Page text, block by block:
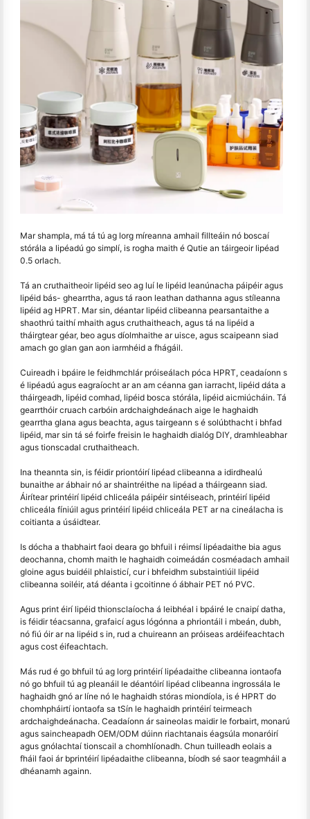
Mar shampla, má tá tú ag lorg míreanna amhail fillteáin nó boscaí
stórála a lipéadú go simplí, is rogha maith é Qutie an táirgeoir lipéad
0.5 orlach.
Tá an cruthaitheoir lipéid seo ag luí le lipéid leanúnacha páipéir agus
lipéid bás- ghearrtha, agus tá raon leathan dathanna agus stíleanna
lipéid ag HPRT. Mar sin, déantar lipéid clibeanna pearsantaithe a
shaothrú taithí mhaith agus cruthaitheach, agus tá na lipéid a
tháirgtear géar, beo agus díolmhaithe ar uisce, agus scaipeann siad
amach go glan gan aon iarmhéid a fhágáil.
Cuireadh i bpáire le feidhmchlár próiseálach póca HPRT, ceadaíonn s
é lipéadú agus eagraíocht ar an am céanna gan iarracht, lipéid dáta a
tháirgeadh, lipéid comhad, lipéid bosca stórála, lipéid aicmiúcháin. Tá
gearrthóir cruach carbóin ardchaighdeánach aige le haghaidh
gearrtha glana agus beachta, agus tairgeann s é solúbthacht i bhfad
lipéid, mar sin tá sé foirfe freisin le haghaidh dialóg DIY, dramhleabhar
agus tionscadal cruthaitheach.
Ina theannta sin, is féidir priontóirí lipéad clibeanna a idirdhealú
bunaithe ar ábhair nó ar shaintréithe na lipéad a tháirgeann siad.
Áirítear printéirí lipéid chliceála páipéir sintéiseach, printéirí lipéid
chliceála fíniúil agus printéirí lipéid chliceála PET ar na cineálacha is
coitianta a úsáidtear.
Is dócha a thabhairt faoi deara go bhfuil i réimsí lipéadaithe bia agus
deochanna, chomh maith le haghaidh coimeádán cosméadach amhail
gloine agus buidéil phlaisticí, cur i bhfeidhm substaintiúil lipéid
clibeanna soiléir, atá déanta i gcoitinne ó ábhair PET nó PVC.
Agus print éirí lipéid thionsclaíocha á leibhéal i bpáiré le cnaipí datha,
is féidir téacsanna, grafaicí agus lógónna a phriontáil i mbeán, dubh,
nó fiú óir ar na lipéid s in, rud a chuireann an próiseas ardéifeachtach
agus cost éifeachtach.
Más rud é go bhfuil tú ag lorg printéirí lipéadaithe clibeanna iontaofa
nó go bhfuil tú ag pleanáil le déantóirí lipéad clibeanna ingrossála le
haghaidh gnó ar líne nó le haghaidh stóras miondíola, is é HPRT do
chomhpháirtí iontaofa sa tSín le haghaidh printéirí teirmeach
ardchaighdeánacha. Ceadaíonn ár saineolas maidir le forbairt, monarú
agus saincheapadh OEM/ODM dúinn riachtanais éagsúla monaróirí
agus gnólachtaí tionscail a chomhlíonadh. Chun tuilleadh eolais a
fháil faoi ár bprintéirí lipéadaithe clibeanna, bíodh sé saor teagmháil a
dhéanamh againn.